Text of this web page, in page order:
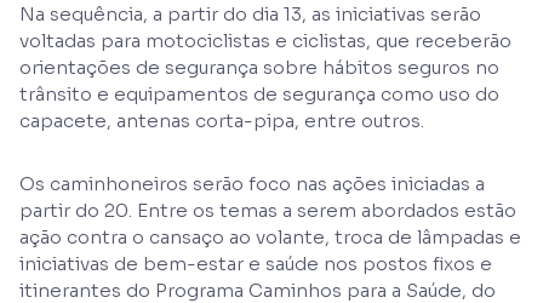
Na sequência, a partir do dia 13, as iniciativas serão
voltadas para motociclistas e ciclistas, que receberão
orientações de segurança sobre hábitos seguros no
trânsito e equipamentos de segurança como uso do
capacete, antenas corta-pipa, entre outros.
Os caminhoneiros serão foco nas ações iniciadas a
partir do 20. Entre os temas a serem abordados estão
ação contra o cansaço ao volante, troca de lâmpadas e
iniciativas de bem-estar e saúde nos postos fixos e
itinerantes do Programa Caminhos para a Saúde, do